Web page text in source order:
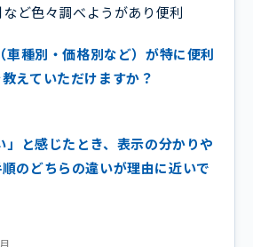
ど色々調べようがあり便利
車種別・価格別など）が特に便利
えていただけますか？
」と感じたとき、表示の分かりや
のどちらの違いが理由に近いで